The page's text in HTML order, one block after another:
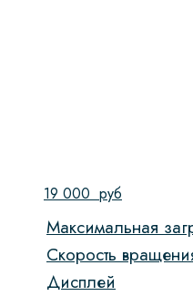
19 000 руб
Максимальная
Скорость
Дисплей